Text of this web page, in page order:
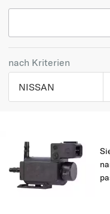
nach Kriterien
NISSAN
OPEL
MERCEDES-BENZ
FORD